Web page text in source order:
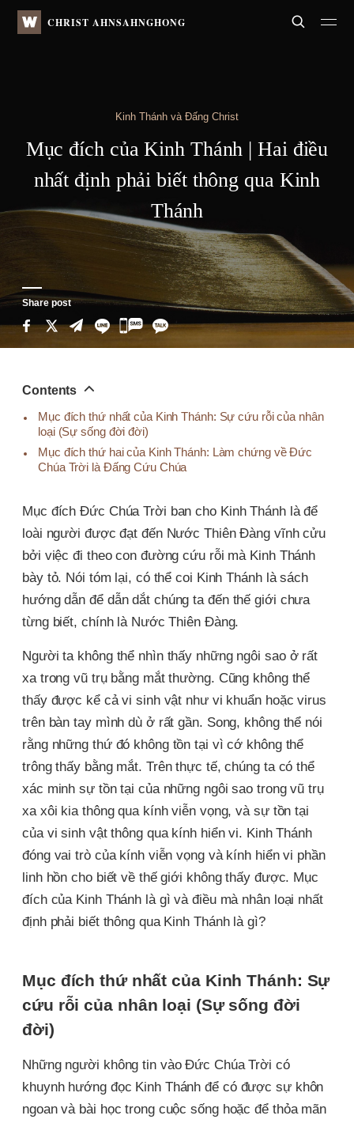
WATVCHRIST AHNSAHNGHONG Search
Kinh Thánh và Đấng Christ
Mục đích của Kinh Thánh | Hai điều
nhất định phải biết thông qua Kinh
Thánh
Share post
카
Contents
Mục đích thứ nhất của Kinh Thánh: Sự cứu rỗi của nhân
loại (Sự sống đời đời)
Mục đích thứ hai của Kinh Thánh: Làm chứng về Đức
Chúa Trời là Đấng Cứu Chúa
Mục đích Đức Chúa Trời ban cho Kinh Thánh là để
loài người được đạt đến Nước Thiên Đàng vĩnh cửu
bởi việc đi theo con đường cứu rỗi mà Kinh Thánh
bày tỏ. Nói tóm lại, có thể coi Kinh Thánh là sách
hướng dẫn để dẫn dắt chúng ta đến thế giới chưa
từng biết, chính là Nước Thiên Đàng.
Người ta không thể nhìn thấy những ngôi sao ở rất
xa trong vũ trụ bằng mắt thường. Cũng không thể
thấy được kể cả vi sinh vật như vi khuẩn hoặc virus
trên bàn tay mình dù ở rất gần. Song, không thể nói
rằng những thứ đó không tồn tại vì cớ không thể
trông thấy bằng mắt. Trên thực tế, chúng ta có thể
xác minh sự tồn tại của những ngôi sao trong vũ trụ
xa xôi kia thông qua kính viễn vọng, và sự tồn tại
của vi sinh vật thông qua kính hiển vi. Kinh Thánh
đóng vai trò của kính viễn vọng và kính hiển vi phần
linh hồn cho biết về thế giới không thấy được. Mục
đích của Kinh Thánh là gì và điều mà nhân loại nhất
định phải biết thông qua Kinh Thánh là gì?
Mục đích thứ nhất của Kinh Thánh: Sự
cứu rỗi của nhân loại (Sự sống đời
đời)
Những người không tin vào Đức Chúa Trời có
khuynh hướng đọc Kinh Thánh để có được sự khôn
ngoan và bài học trong cuộc sống hoặc để thỏa mãn